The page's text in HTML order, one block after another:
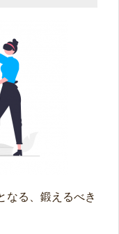
なる、鍛えるべき